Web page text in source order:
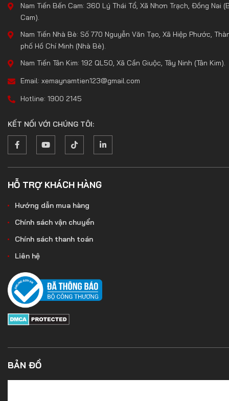
Nam Tiến Bến Cam: 360 Lý Thái Tổ, Xã Nhơn Trạch, Đồng Nai
Cam).
Nam Tiến Nhà Bè: Số 770 Nguyễn Văn Tạo, Xã Hiệp Phước,
phố Hồ Chí Minh (Nhà Bè).
Nam Tiến Tân Kim: 192 QL50, Xã Cần Giuộc, Tây Ninh (Tân Kim).
Email: xemaynamtien123@gmail.com
Hotline: 1900 2145
KẾT NỐI VỚI CHÚNG TÔI:
HỖ TRỢ KHÁCH HÀNG
Hướng dẫn mua hàng
Chính sách vận chuyển
Chính sách thanh toán
Liên hệ
BẢN ĐỒ